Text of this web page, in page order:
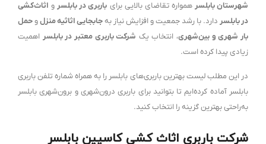
شهرستان بابلسر همواره تقاضای بالایی برای باربری در بابلسر و اثاث‌کشی
در بابلسر دارد. با رشد جمعیت و افزایش نیاز بهجابجایی اثاثیه منزلوحمل
بار شهری و بین‌شهری، انتخاب یک شرکت باربری معتبر در بابلسر اهمیت
زیادی پیدا کرده است.
در این مطلب لیست بهترین باربری‌های بابلسر را به همراه شماره تلفن باربری
بابلسر آماده کرده‌ایم تا بتوانید برای باربری درون‌شهری و برون‌شهری بابلسر
به‌راحتی بهترین گزینه را انتخاب کنید.
شرکت باربری اثاث کشی کاسپین بابلسر